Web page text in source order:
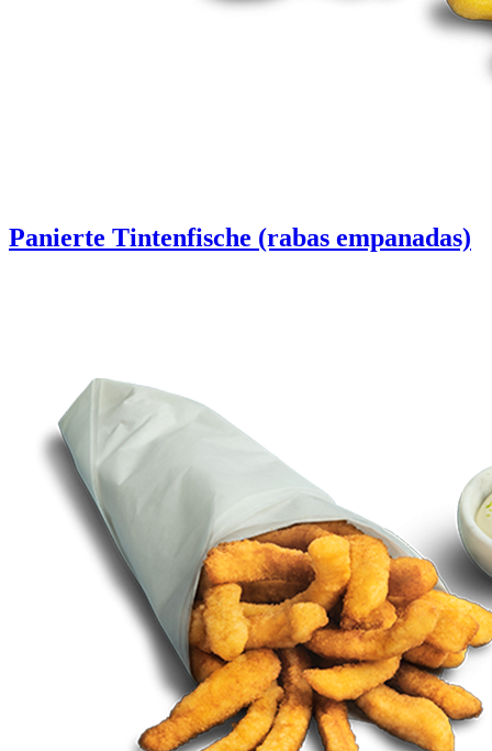
Panierte Tintenfische (rabas empanadas)